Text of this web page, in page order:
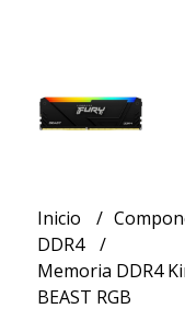
Inicio
DDR4
Memoria DDR4
BEAST RGB